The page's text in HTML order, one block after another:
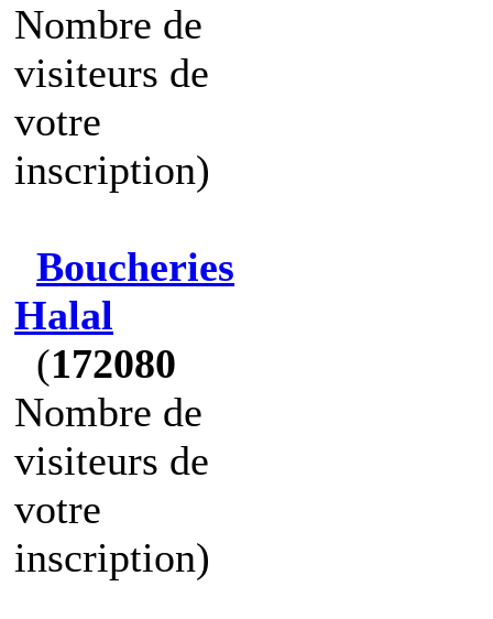
Nombre de
visiteurs de
votre
inscription)
Boucheries
Halal
(172080
Nombre de
visiteurs de
votre
inscription)